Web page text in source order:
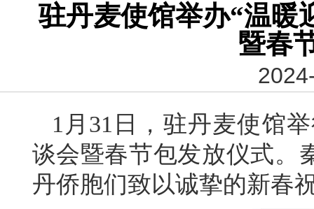
驻丹麦使馆举办“温暖
暨春
1月31日，驻丹麦使馆
谈会暨春节包发放仪式。
丹侨胞们致以诚挚的新春